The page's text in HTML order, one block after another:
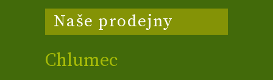
Naše prodejny
Chlumec